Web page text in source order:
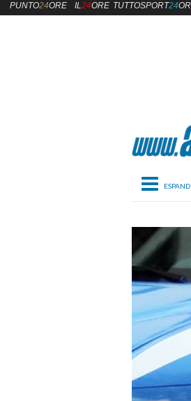
PUNTO24ORE IL24ORE TUTTOSPORT24